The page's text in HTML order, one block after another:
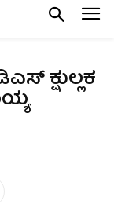
ಕ್ಷುಲ್ಲಕ